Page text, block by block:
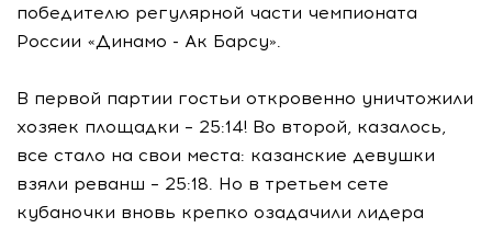
победителю регулярной части чемпионата
России «Динамо - Ак Барсу».
В первой партии гостьи откровенно уничтожили
хозяек площадки – 25:14! Во второй, казалось,
все стало на свои места: казанские девушки
взяли реванш – 25:18. Но в третьем сете
кубаночки вновь крепко озадачили лидера